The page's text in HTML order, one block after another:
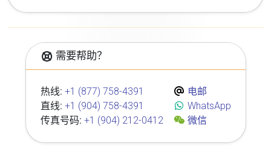
需要帮助？
热线: +1 (877) 758-4391
直线: +1 (904) 758-4391
传真号码: +1 (904) 212-0412
电邮
WhatsApp
微信